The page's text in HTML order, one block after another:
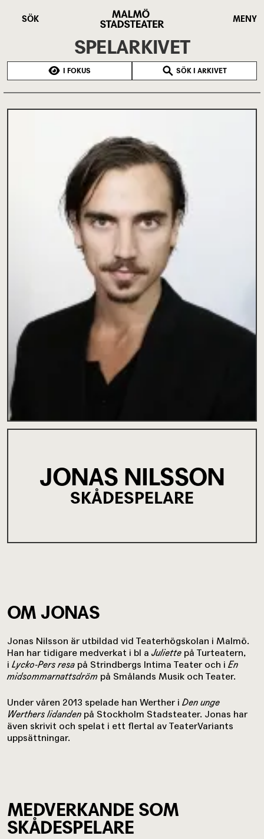
SÖK
Stadsteater
MENY
SPELARKIVET
I FOKUS SÖK I ARKIVET
JONAS NILSSON
SKÅDESPELARE
OM JONAS
Jonas Nilsson är utbildad vid Teaterhögskolan i Malmö.
Han har tidigare medverkat i bl a Juliette på Turteatern,
i Lycko-Pers resa på Strindbergs Intima Teater och i En
midsommarnattsdröm på Smålands Musik och Teater.
Under våren 2013 spelade han Werther i Den unge
Werthers lidanden på Stockholm Stadsteater. Jonas har
även skrivit och spelat i ett flertal av TeaterVariants
uppsättningar.
MEDVERKANDE SOM
SKÅDESPELARE